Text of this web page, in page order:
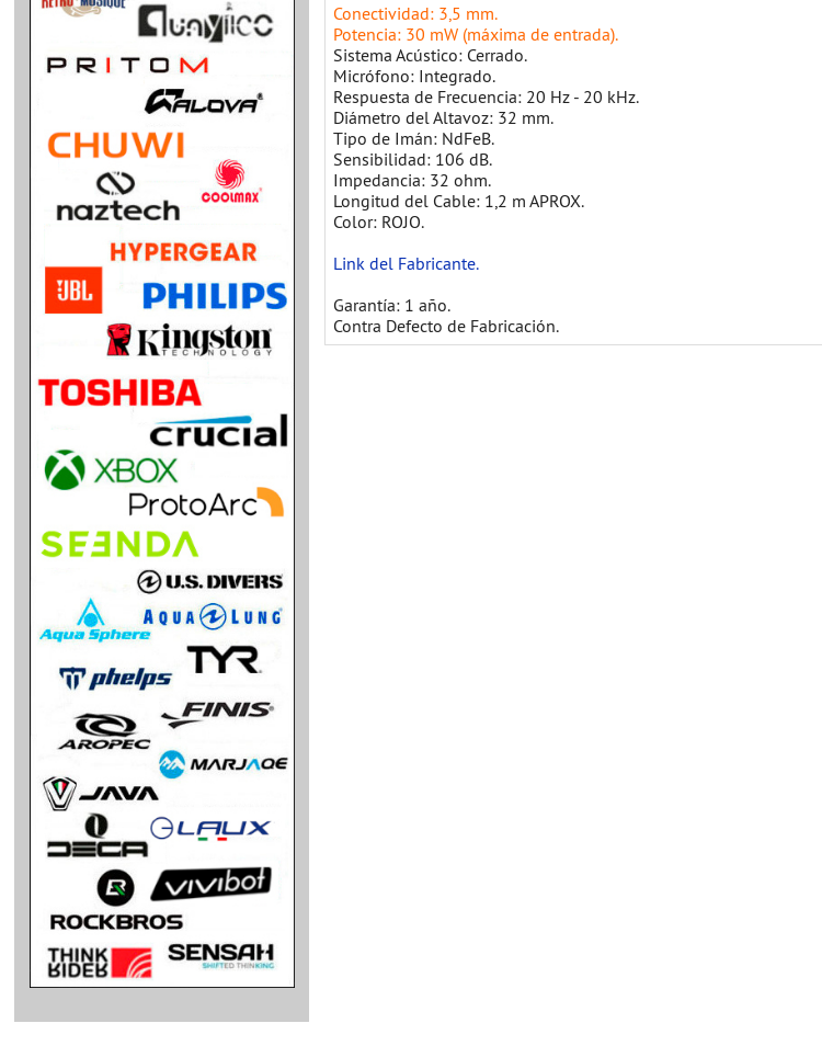
Conectividad: 3,5 mm.
Potencia: 30 mW (máxima de entrada).
Sistema Acústico: Cerrado.
Micrófono: Integrado.
Respuesta de Frecuencia: 20 Hz - 20 kHz.
Diámetro del Altavoz: 32 mm.
Tipo de Imán: NdFeB.
Sensibilidad: 106 dB.
Impedancia: 32 ohm.
Longitud del Cable: 1,2 m APROX.
Color: ROJO.
Link del Fabricante.
Garantía: 1 año.
Contra Defecto de Fabricación.